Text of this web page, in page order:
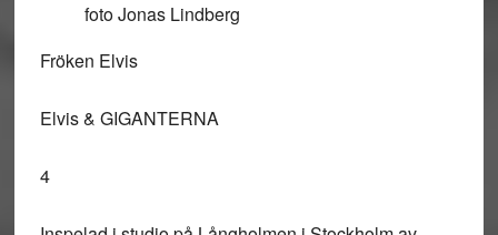
foto Jonas Lindberg
Fröken Elvis
Elvis & GIGANTERNA
4